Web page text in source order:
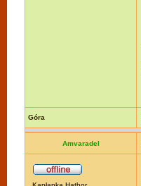
Góra
Amvaradel